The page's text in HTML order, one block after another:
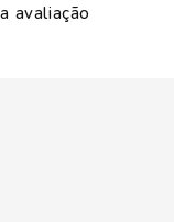
avaliação